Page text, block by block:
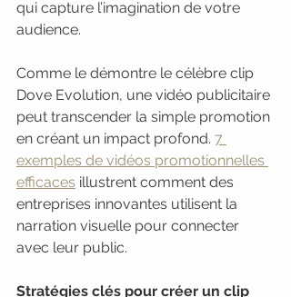
qui capture l’imagination de votre
audience.
Comme le démontre le célèbre clip
Dove Evolution, une vidéo publicitaire
peut transcender la simple promotion
en créant un impact profond. 7
exemples de vidéos promotionnelles
efficaces illustrent comment des
entreprises innovantes utilisent la
narration visuelle pour connecter
avec leur public.
Stratégies clés pour créer un clip